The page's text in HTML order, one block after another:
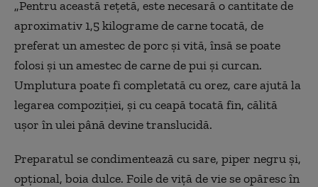
„Pentru această rețetă, este necesară o cantitate de
aproximativ 1,5 kilograme de carne tocată, de
preferat un amestec de porc și vită, însă se poate
folosi și un amestec de carne de pui și curcan.
Umplutura poate fi completată cu orez, care ajută la
legarea compoziției, și cu ceapă tocată fin, călită
ușor în ulei până devine translucidă.
Preparatul se condimentează cu sare, piper negru și,
opțional, boia dulce. Foile de viță de vie se opăresc în